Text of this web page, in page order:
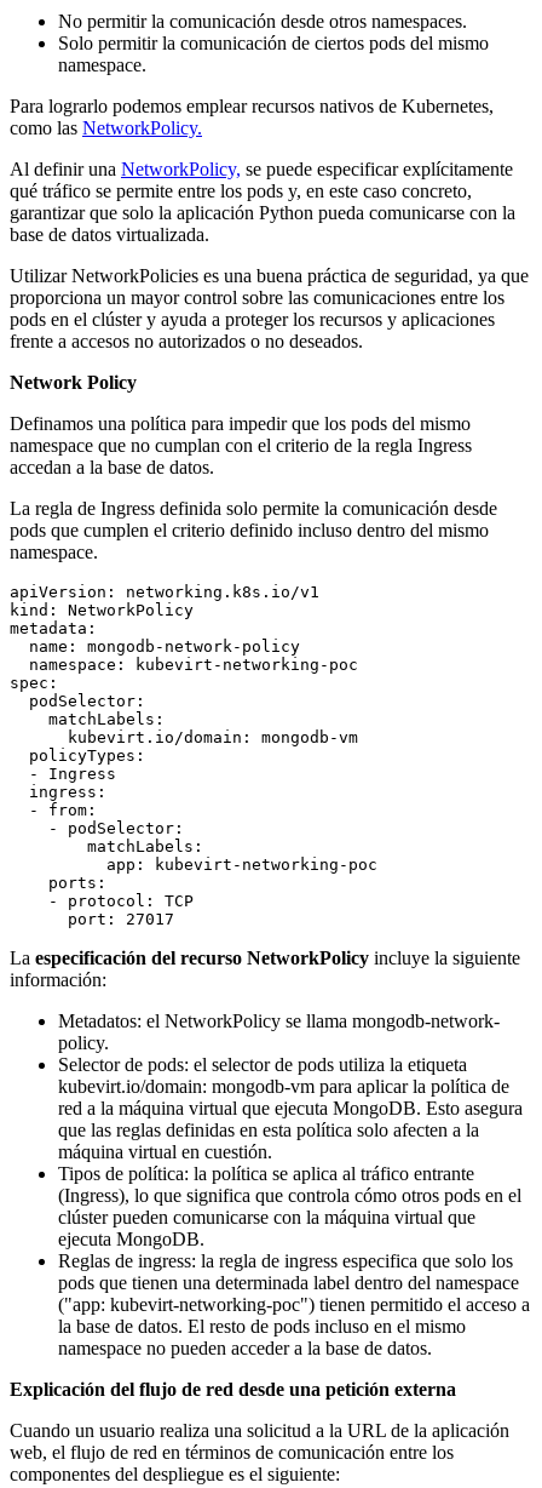
No permitir la comunicación desde otros namespaces.
Solo permitir la comunicación de ciertos pods del mismo
namespace.
Para lograrlo podemos emplear recursos nativos de Kubernetes,
como las NetworkPolicy.
Al definir una NetworkPolicy, se puede especificar explícitamente
qué tráfico se permite entre los pods y, en este caso concreto,
garantizar que solo la aplicación Python pueda comunicarse con la
base de datos virtualizada.
Utilizar NetworkPolicies es una buena práctica de seguridad, ya que
proporciona un mayor control sobre las comunicaciones entre los
pods en el clúster y ayuda a proteger los recursos y aplicaciones
frente a accesos no autorizados o no deseados.
Network Policy
Definamos una política para impedir que los pods del mismo
namespace que no cumplan con el criterio de la regla Ingress
accedan a la base de datos.
La regla de Ingress definida solo permite la comunicación desde
pods que cumplen el criterio definido incluso dentro del mismo
namespace.
apiVersion: networking.k8s.io/v1
kind: NetworkPolicy
metadata:
  name: mongodb-network-policy
  namespace: kubevirt-networking-poc
spec:
  podSelector:
    matchLabels:
      kubevirt.io/domain: mongodb-vm
  policyTypes:
  - Ingress
  ingress:
  - from:
    - podSelector:
        matchLabels:
          app: kubevirt-networking-poc
    ports:
    - protocol: TCP
La especificación del recurso NetworkPolicy incluye la siguiente
información:
Metadatos: el NetworkPolicy se llama mongodb-network-
policy.
Selector de pods: el selector de pods utiliza la etiqueta
kubevirt.io/domain: mongodb-vm para aplicar la política de
red a la máquina virtual que ejecuta MongoDB. Esto asegura
que las reglas definidas en esta política solo afecten a la
máquina virtual en cuestión.
Tipos de política: la política se aplica al tráfico entrante
(Ingress), lo que significa que controla cómo otros pods en el
clúster pueden comunicarse con la máquina virtual que
ejecuta MongoDB.
Reglas de ingress: la regla de ingress especifica que solo los
pods que tienen una determinada label dentro del namespace
("app: kubevirt-networking-poc") tienen permitido el acceso a
la base de datos. El resto de pods incluso en el mismo
namespace no pueden acceder a la base de datos.
Explicación del flujo de red desde una petición externa
Cuando un usuario realiza una solicitud a la URL de la aplicación
web, el flujo de red en términos de comunicación entre los
componentes del despliegue es el siguiente: